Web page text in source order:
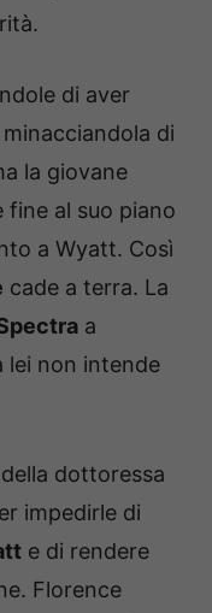
di aver
di
la giovane
al suo piano
a Wyatt. Così
cade a terra. La
a
lei non intende
dottoressa
impedirle di
e di rendere
Florence